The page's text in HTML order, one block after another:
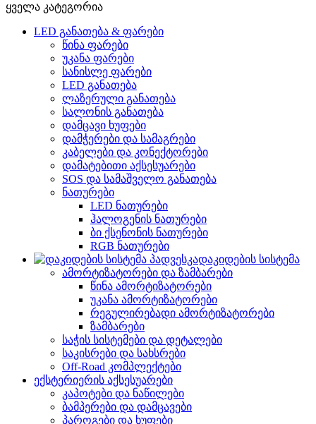
ყველა კატეგორია
LED განათება & ფარები
წინა ფარები
უკანა ფარები
სანისლე ფარები
LED განათება
ლაზერული განათება
სალონის განათება
დამცავი ხუფები
დამჭერები და სამაგრები
კაბელები და კონექტორები
დამატებითი აქსესუარები
SOS და სამაშველო განათება
ნათურები
LED ნათურები
ჰალოგენის ნათურები
ბი ქსენონის ნათურები
RGB ნათურები
დაკიდების სისტემა
ამორტიზატორები და ზამბარები
წინა ამორტიზატორები
უკანა ამორტიზატორები
რეგულირებადი ამორტიზატორები
ზამბარები
საჭის სისტემები და დეტალები
საკისრები და სახსრები
Off-Road კომპლექტები
ექსტერიერის აქსესუარები
კაპოტები და ნაწილები
ბამპერები და დამცავები
პაროგები და ხუფები